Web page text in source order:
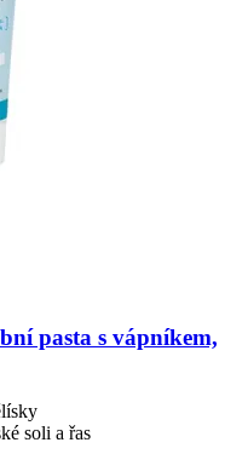
pasta s vápníkem,
soli a řas